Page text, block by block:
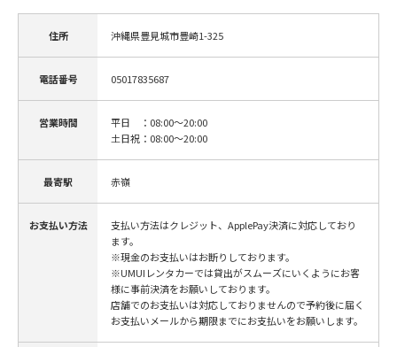
住所 沖縄県豊見城市豊崎1-325
電話番号 05017835687
営業時間
平日 ：08:00～20:00
土日祝：08:00～20:00
最寄駅 赤嶺
お支払い方法
支払い方法はクレジット、ApplePay決済に対応しており
ます。
※現金のお支払いはお断りしております。
※UMUIレンタカーでは貸出がスムーズにいくようにお客
様に事前決済をお願いしております。
店舗でのお支払いは対応しておりませんので予約後に届く
お支払いメールから期限までにお支払いをお願いします。